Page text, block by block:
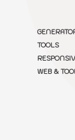
TOOLS
WEB &